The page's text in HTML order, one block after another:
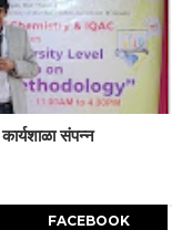
संपन्न
FACEBOOK